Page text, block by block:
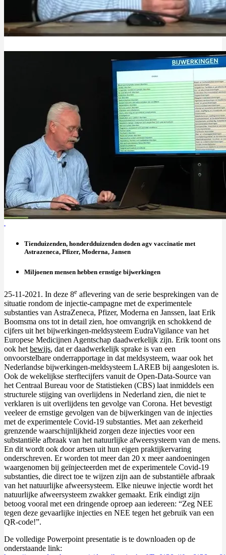
Tienduizenden, honderdduizenden doden agv vaccinatie met
Astrazeneca, Pfizer, Moderna, Jansen
Miljoenen mensen hebben ernstige bijwerkingen
25-11-2021. In deze 8e aflevering van de serie besprekingen van de
situatie rondom de injectie-campagne met de experimentele
substanties van AstraZeneca, Pfizer, Moderna en Janssen, laat Erik
Boomsma ons tot in detail zien, hoe omvangrijk en schokkend de
cijfers uit het bijwerkingen-meldsysteem EudraVigilance van het
Europese Medicijnen Agentschap daadwerkelijk zijn. Erik toont ons
ook het bewijs, dat er daadwerkelijk sprake is van een
onvoorstelbare onderrapportage in dat meldsysteem, waar ook het
Nederlandse bijwerkingen-meldsysteem LAREB bij aangesloten is.
Ook de wekelijkse sterftecijfers vanuit de Open-Data-Source van
het Centraal Bureau voor de Statistieken (CBS) laat inmiddels een
structurele stijging van overlijdens in Nederland zien, die niet te
verklaren is uit overlijdens ten gevolge van Corona. Het bevestigt
veeleer de ernstige gevolgen van de bijwerkingen van de injecties
met de experimentele Covid-19 substanties. Met aan zekerheid
grenzende waarschijnlijkheid zorgen deze injecties voor een
substantiële afbraak van het natuurlijke afweersysteem van de mens.
En dit wordt ook door artsen uit hun eigen praktijkervaring
onderschreven. Er worden tot meer dan 20 x meer aandoeningen
waargenomen bij geïnjecteerden met de experimentele Covid-19
substanties, die direct toe te wijzen zijn aan de substantiële afbraak
van het natuurlijke afweersysteem. Elke nieuwe injectie wordt het
natuurlijke afweersysteem zwakker gemaakt. Erik eindigt zijn
betoog vooral met een dringende oproep aan iedereen: “Zeg NEE
tegen deze gevaarlijke injecties en NEE tegen het gebruik van een
QR-code!”.
De volledige Powerpoint presentatie is te downloaden op de
onderstaande link: